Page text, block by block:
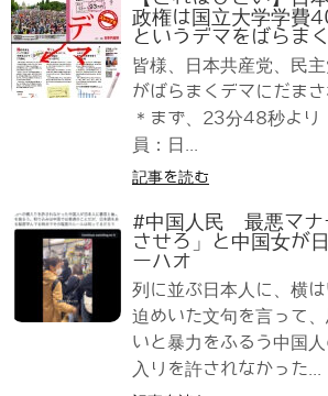
政権は国立大学学費
というデマをばらまく
皆様、日本共産党、民
がばらまくデマにだまさ
＊まず、23分48秒よ
員：日...
記事を読む
#中国人民 最悪マ
させろ」と中国女が
ーハオ
列に並ぶ日本人に、横
迫めいた文句を言って
いと暴力をふるう中国
入りを許されなかった...